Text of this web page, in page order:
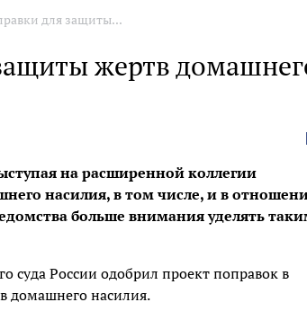
для защиты...
жертв
на расширенной коллегии
насилия, в том числе, и в
больше внимания уделять
суда России одобрил проект поправок в
домашнего насилия.